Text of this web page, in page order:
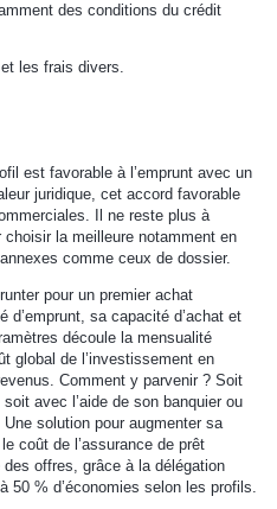
des conditions du crédit
les frais divers.
est favorable à l’emprunt avec un
juridique, cet accord favorable
Il ne reste plus à
choisir la meilleure notamment en
comme ceux de dossier.
pour un premier achat
d’emprunt, sa capacité d’achat et
découle la mensualité
global de l’investissement en
Comment y parvenir ? Soit
avec l’aide de son banquier ou
solution pour augmenter sa
coût de l’assurance de prêt
offres, grâce à la délégation
50 % d’économies selon les profils.